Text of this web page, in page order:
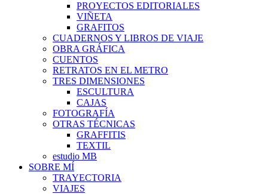
PROYECTOS EDITORIALES
VIÑETA
GRAFITOS
CUADERNOS Y LIBROS DE VIAJE
OBRA GRÁFICA
CUENTOS
RETRATOS EN EL METRO
TRES DIMENSIONES
ESCULTURA
CAJAS
FOTOGRAFÍA
OTRAS TÉCNICAS
GRAFFITIS
TEXTIL
estudio MB
SOBRE MÍ
TRAYECTORIA
VIAJES